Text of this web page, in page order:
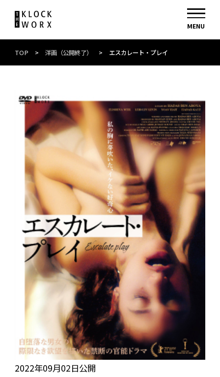
TOP > 洋画（公開終了） > エスカレート・プレイ
2022年09月02日公開